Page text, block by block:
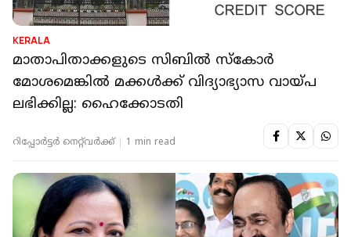
KERALA
മാതാപിതാക്കളുടെ സിബില്‍ സ്‌കോര്‍
മോശമെങ്കില്‍ മക്കള്‍ക്ക് വിദ്യാഭ്യാസ വായ്പ
ലഭിക്കില്ല: ഹൈക്കോടതി
റിപ്പോർട്ടർ നെറ്റ്‌വര്‍ക്ക്‌ 1 min read